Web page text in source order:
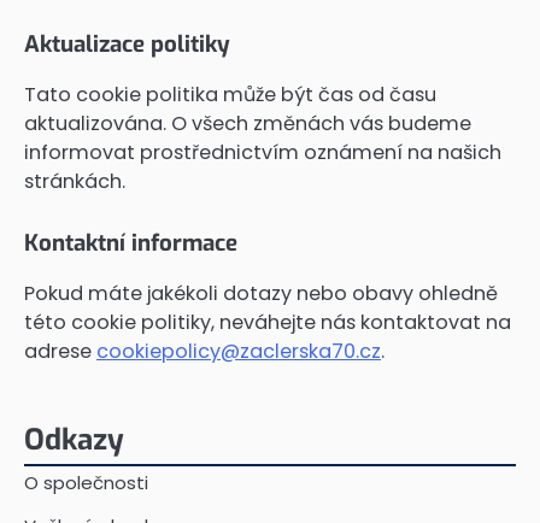
Aktualizace politiky
Tato cookie politika může být čas od času
aktualizována. O všech změnách vás budeme
informovat prostřednictvím oznámení na našich
stránkách.
Kontaktní informace
Pokud máte jakékoli dotazy nebo obavy ohledně
této cookie politiky, neváhejte nás kontaktovat na
adrese cookiepolicy@zaclerska70.cz.
Odkazy
O společnosti